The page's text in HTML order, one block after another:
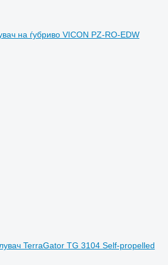
на ѓубриво VICON PZ-RO-EDW
TerraGator TG 3104 Self-propelled